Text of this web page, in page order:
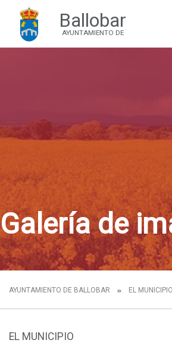
Ballobar
AYUNTAMIENTO DE
Galería de
AYUNTAMIENTO DE BALLOBAR EL MUNICIPIO
EL MUNICIPIO